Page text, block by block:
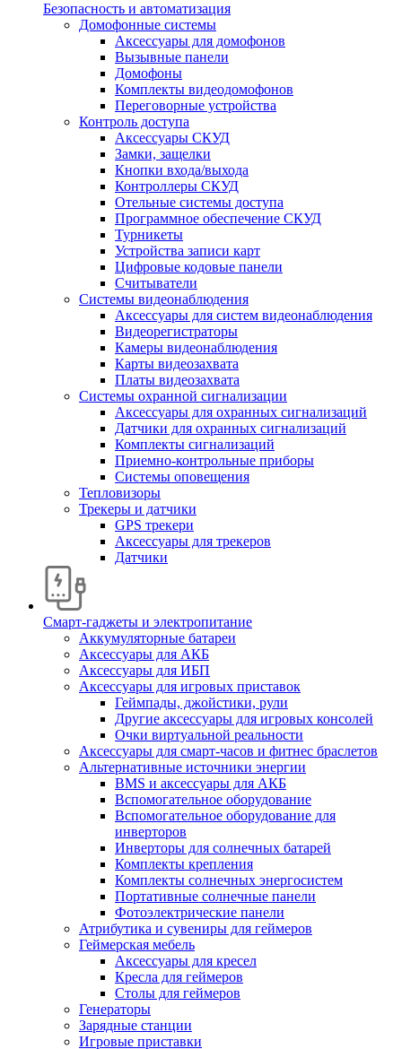
Безопасность и автоматизация
Домофонные системы
Аксессуары для домофонов
Вызывные панели
Домофоны
Комплекты видеодомофонов
Переговорные устройства
Контроль доступа
Аксессуары СКУД
Замки, защелки
Кнопки входа/выхода
Контроллеры СКУД
Отельные системы доступа
Программное обеспечение СКУД
Турникеты
Устройства записи карт
Цифровые кодовые панели
Считыватели
Системы видеонаблюдения
Аксессуары для систем видеонаблюдения
Видеорегистраторы
Камеры видеонаблюдения
Карты видеозахвата
Платы видеозахвата
Системы охранной сигнализации
Аксессуары для охранных сигнализаций
Датчики для охранных сигнализаций
Комплекты сигнализаций
Приемно-контрольные приборы
Системы оповещения
Тепловизоры
Трекеры и датчики
GPS трекери
Аксессуары для трекеров
Датчики
Смарт-гаджеты и электропитание
Аккумуляторные батареи
Аксессуары для АКБ
Аксессуары для ИБП
Аксессуары для игровых приставок
Геймпады, джойстики, рули
Другие аксессуары для игровых консолей
Очки виртуальной реальности
Аксессуары для смарт-часов и фитнес браслетов
Альтернативные источники энергии
BMS и аксессуары для АКБ
Вспомогательное оборудование
Вспомогательное оборудование для
инверторов
Инверторы для солнечных батарей
Комплекты крепления
Комплекты солнечных энергосистем
Портативные солнечные панели
Фотоэлектрические панели
Атрибутика и сувениры для геймеров
Геймерская мебель
Аксессуары для кресел
Кресла для геймеров
Столы для геймеров
Генераторы
Зарядные станции
Игровые приставки